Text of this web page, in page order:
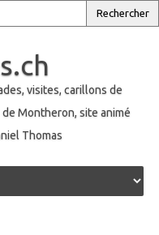
visites, carillons de
Montheron, site animé
Thomas